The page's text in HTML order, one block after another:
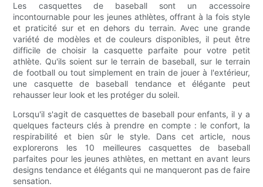
Les casquettes de baseball sont un accessoire
incontournable pour les jeunes athlètes, offrant à la fois style
et praticité sur et en dehors du terrain. Avec une grande
variété de modèles et de couleurs disponibles, il peut être
difficile de choisir la casquette parfaite pour votre petit
athlète. Qu'ils soient sur le terrain de baseball, sur le terrain
de football ou tout simplement en train de jouer à l'extérieur,
une casquette de baseball tendance et élégante peut
rehausser leur look et les protéger du soleil.
Lorsqu'il s'agit de casquettes de baseball pour enfants, il y a
quelques facteurs clés à prendre en compte : le confort, la
respirabilité et bien sûr le style. Dans cet article, nous
explorerons les 10 meilleures casquettes de baseball
parfaites pour les jeunes athlètes, en mettant en avant leurs
designs tendance et élégants qui ne manqueront pas de faire
sensation.